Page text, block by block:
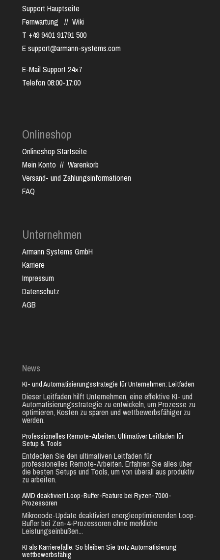
Support Hauptseite
Fernwartung // Wiki
T +49 9401 91791 500
E support@armann-systems.com
E-Mail Support 24×7
Telefon 08:00-17:00
Onlineshop
Onlineshop Startseite
Mein Konto // Warenkorb
Versand- und Zahlungsinformationen
FAQ
Unternehmen
Armann Systems GmbH
Karriere
Impressum
Datenschutz
AGB
News
KI- und Automatisierungsstrategie für Unternehmen: Leitfaden
Dieser Leitfaden hilft Unternehmen, eine effektive KI- und
Automatisierungsstrategie zu entwickeln, um Prozesse zu
optimieren, Kosten zu sparen und wettbewerbsfähiger zu
werden.
Professionelles Remote-Arbeiten: Ultimativer Leitfaden für
Setup & Tools
Entdecken Sie den ultimativen Leitfaden für
professionelles Remote-Arbeiten. Erfahren Sie alles über
die besten Setups und Tools, um von überall aus produktiv
zu arbeiten.
AMD deaktiviert Loop-Buffer-Feature bei Ryzen-7000-
Prozessoren
Mikrocode-Update deaktiviert energieoptimierenden Loop-
Buffer bei Zen-4-Prozessoren ohne merkliche
Leistungseinbußen...
KI als Karrierefalle: So bleiben Sie trotz Automatisierung
wettbewerbsfähig